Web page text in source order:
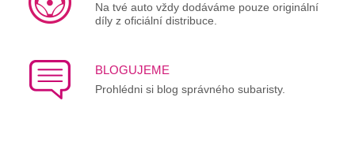
Na tvé auto vždy dodáváme pouze originální
díly z oficiální distribuce.
BLOGUJEME
Prohlédni si blog správného subaristy.